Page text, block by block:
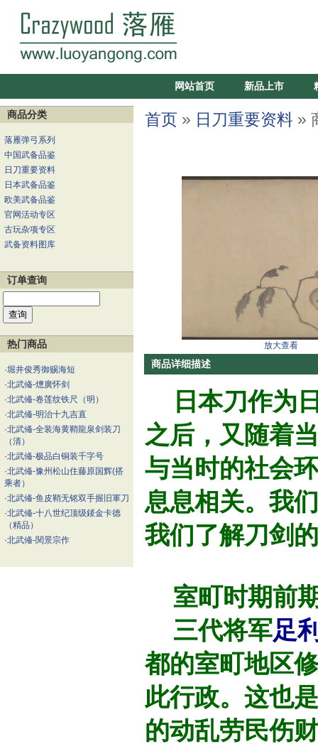
网站首页 新品上市
商品分类
落雁弹弓系列
中国武备品鉴
日刀重要资料
日本武备品鉴
欧美武备品鉴
官网活动专区
古玩杂项专区
武备资料图库
订单查询
热门商品
·堀井俊秀御赐海短
·北武偹-熜廣怀剑
·北武偹-卷莲纹铁尺（明）
·北武偹-明治十九吉直
·北武偹-全装海黄鞘龍泉剑装刀
（清）
·北武偹-极品白铜装千字号
·北武偹-豫州松山住藤原国辉(搭
乘者）
·北武偹-鱼皮鞘无铭双手握旧軍刀
·北武偹-十八世纪顶级錽金卡德
（精品）
·北武偹-関景宗作
首页 » 日刀重要资料 »
放大查看
商品详细描述
日本刀作为
之后，又随着
与当时的社会
息息相关。我
我们了解刀剑
室町时期前
三代将军足
都的室町地区
此行政。这也
的动乱劳民伤